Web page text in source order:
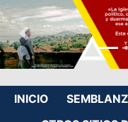
INICIO